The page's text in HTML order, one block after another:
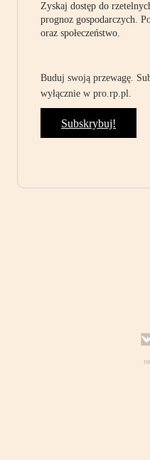
Zyskaj dostęp do
prognoz gospodarczych.
oraz społeczeństwo.
Buduj swoją przewagę.
wyłącznie w pro.rp.pl.
Subskrybuj!